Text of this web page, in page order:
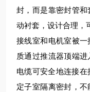
封，而是靠密封管
动衬套，设计合理，
接线室和电机室被
质通过推流器顶端进
电缆可安全地连接
定子室隔离密封，